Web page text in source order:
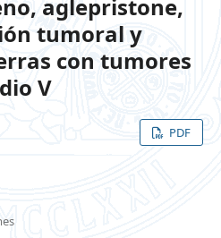
aglepristone,
tumoral y
con tumores
V
PDF